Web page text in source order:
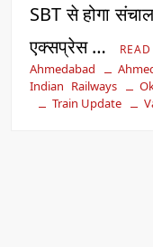
SBT से होगा
एक्सप्रेस …
Ahmedabad
Indian Railways
Train Update